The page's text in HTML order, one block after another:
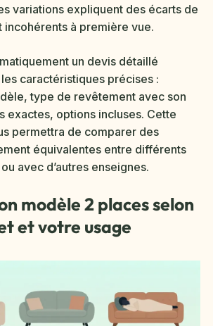
variations expliquent des écarts de
incohérents à première vue.
un devis détaillé
caractéristiques précises :
type de revêtement avec son
exactes, options incluses. Cette
permettra de comparer des
équivalentes entre différents
avec d’autres enseignes.
modèle 2 places selon
et votre usage